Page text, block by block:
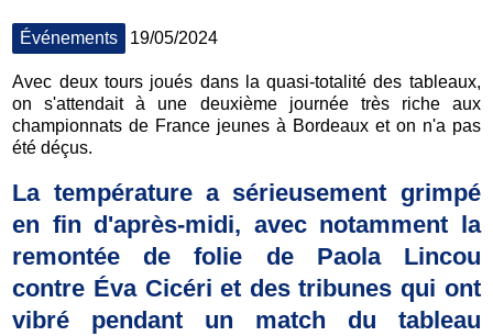
Événements 19/05/2024
Avec deux tours joués dans la quasi-totalité des tableaux,
on s'attendait à une deuxième journée très riche aux
championnats de France jeunes à Bordeaux et on n'a pas
été déçus.
La température a sérieusement grimpé
en fin d'après-midi, avec notamment la
remontée de folie de Paola Lincou
contre Éva Cicéri et des tribunes qui ont
vibré pendant un match du tableau